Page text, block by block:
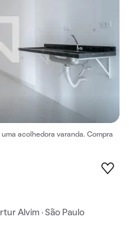
acolhedora varanda. Compra
Alvim · São Paulo